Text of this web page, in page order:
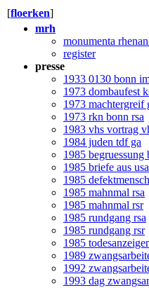
[floerken]
mrh
monumenta
register
presse
1933 0130 bonn
1973 dombaufest
1973 machtergreif
1973 rkn bonn rsa
1983 vhs vortrag
1984 juden tdf ga
1985 begruessung
1985 briefe aus
1985
1985 mahnmal rsa
1985 mahnmal rsr
1985 rundgang rsa
1985 rundgang rsr
1985
1989
1992
1993 dag